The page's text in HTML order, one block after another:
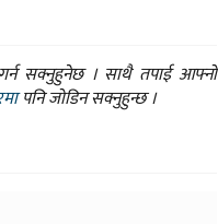
सक्नुहुनेछ । साथै तपाई आफ्नो
पनि जोडिन सक्नुहुन्छ ।